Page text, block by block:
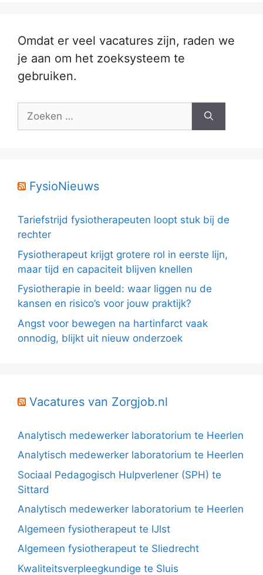
Omdat er veel vacatures zijn, raden we
je aan om het zoeksysteem te
gebruiken.
Zoek
FysioNieuws
Tariefstrijd fysiotherapeuten loopt stuk bij de
rechter
Fysiotherapeut krijgt grotere rol in eerste lijn,
maar tijd en capaciteit blijven knellen
Fysiotherapie in beeld: waar liggen nu de
kansen en risico’s voor jouw praktijk?
Angst voor bewegen na hartinfarct vaak
onnodig, blijkt uit nieuw onderzoek
Vacatures van Zorgjob.nl
Analytisch medewerker laboratorium te Heerlen
Analytisch medewerker laboratorium te Heerlen
Sociaal Pedagogisch Hulpverlener (SPH) te
Sittard
Analytisch medewerker laboratorium te Heerlen
Algemeen fysiotherapeut te IJlst
Algemeen fysiotherapeut te Sliedrecht
Kwaliteitsverpleegkundige te Sluis